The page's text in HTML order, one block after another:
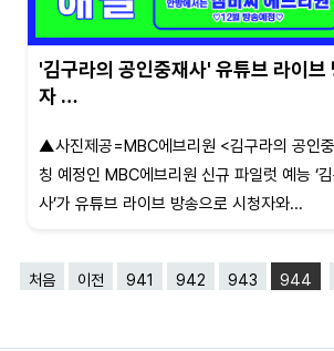
'김구라의 공인중재사' 유튜브 라이브
자 …
▲사진제공=MBC에브리원 <김구라의 공인
칭 예정인 MBC에브리원 신규 파일럿 예능 ‘
사’가 유튜브 라이브 방송으로 시청자와...
처음 이전 941 942 943 944